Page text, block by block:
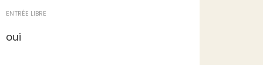
ENTRÉE LIBRE
oui